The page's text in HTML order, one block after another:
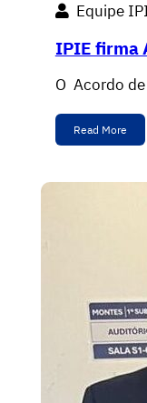
Equipe
IPIE firma
O Acordo
Read More